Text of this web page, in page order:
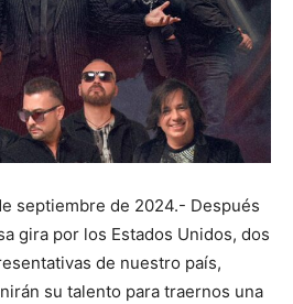
septiembre de 2024.- Después
gira por los Estados Unidos, dos
de nuestro país,
su talento para traernos una